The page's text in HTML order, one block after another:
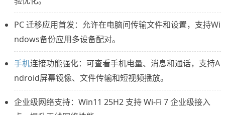
PC 迁移应用首发：允许在电脑间传输文件和设置，支持Wi
ndows备份应用多设备配对。
手机连接功能强化：可查看手机电量、消息和通话，支持A
ndroid屏幕镜像、文件传输和短视频播放。
企业级网络支持：Win11 25H2 支持 Wi-Fi 7 企业级接入